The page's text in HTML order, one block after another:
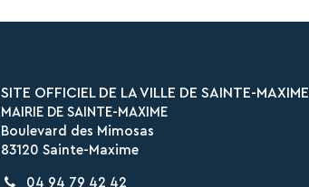
SITE OFFICIEL DE LA VILLE DE SAINTE-MAXIME
MAIRIE DE SAINTE-MAXIME
Boulevard des Mimosas
83120 Sainte-Maxime
04 94 79 42 42